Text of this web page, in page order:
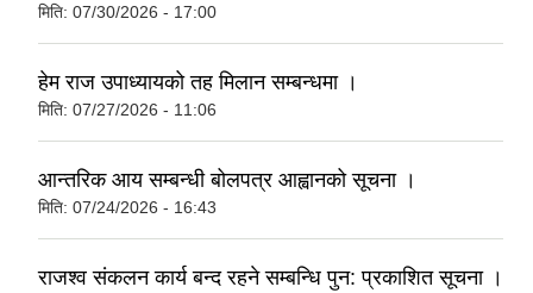
मिति: 07/30/2026 - 17:00
हेम राज उपाध्यायको तह मिलान सम्बन्धमा ।
मिति: 07/27/2026 - 11:06
आन्तरिक आय सम्बन्धी बोलपत्र आह्वानको सूचना ।
मिति: 07/24/2026 - 16:43
राजश्व संकलन कार्य बन्द रहने सम्बन्धि पुन: प्रकाशित सूचना ।